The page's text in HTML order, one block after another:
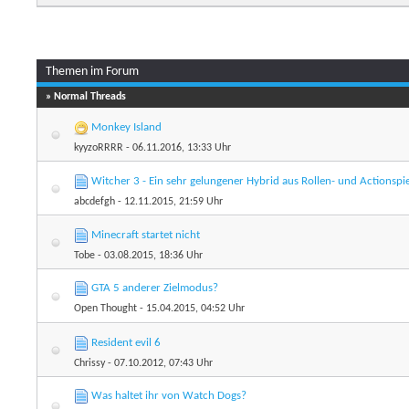
Themen im Forum
» Normal Threads
Monkey Island
kyyzoRRRR - 06.11.2016, 13:33 Uhr
Witcher 3 - Ein sehr gelungener Hybrid aus Rollen- und
abcdefgh - 12.11.2015, 21:59 Uhr
Minecraft startet nicht
Tobe - 03.08.2015, 18:36 Uhr
GTA 5 anderer Zielmodus?
Open Thought - 15.04.2015, 04:52 Uhr
Resident evil 6
Chrissy- 07.10.2012, 07:43 Uhr
Was haltet ihr von Watch Dogs?